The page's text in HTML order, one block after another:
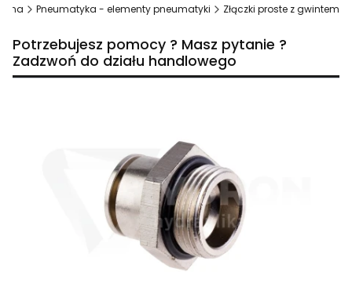
Pneumatyka - elementy pneumatyki Złączki proste z gwintem
Potrzebujesz pomocy ? Masz pytanie ?
Zadzwoń do działu handlowego